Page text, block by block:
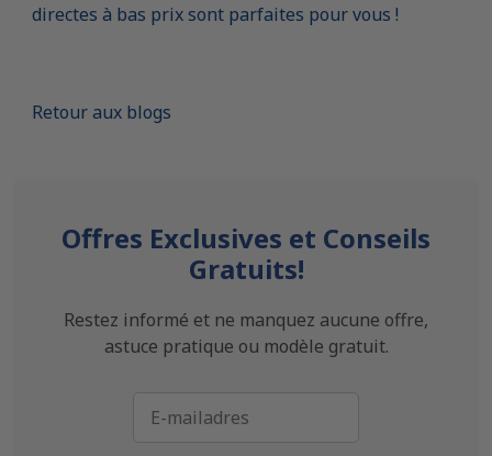
directes à bas prix sont parfaites pour vous !
Retour aux blogs
Offres Exclusives et Conseils
Gratuits!
Restez informé et ne manquez aucune offre,
astuce pratique ou modèle gratuit.